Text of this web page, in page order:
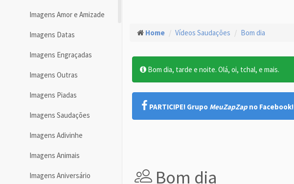
Imagens Amor e Amizade
Imagens Datas
Imagens Engraçadas
Imagens Outras
Imagens Piadas
Imagens Saudações
Imagens Adivinhe
Imagens Animais
Imagens Aniversário
Home Vídeos Saudações Bom dia
Bom dia, tarde e noite. Olá, oi, tchal, e mais.
PARTICIPE! Grupo MeuZapZap no Facebook!
Bom dia